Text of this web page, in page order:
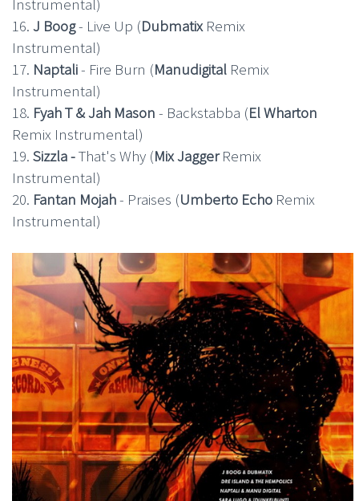
16. J Boog- Live Up (Dubmatix Remix
Instrumental)
17. Naptali- Fire Burn (Manudigital Remix
Instrumental)
18. Fyah T & Jah Mason - Backstabba (El Wharton
Remix Instrumental)
19. Sizzla -That's Why (Mix JaggerRemix
Instrumental)
20. Fantan Mojah- Praises (Umberto Echo Remix
Instrumental)